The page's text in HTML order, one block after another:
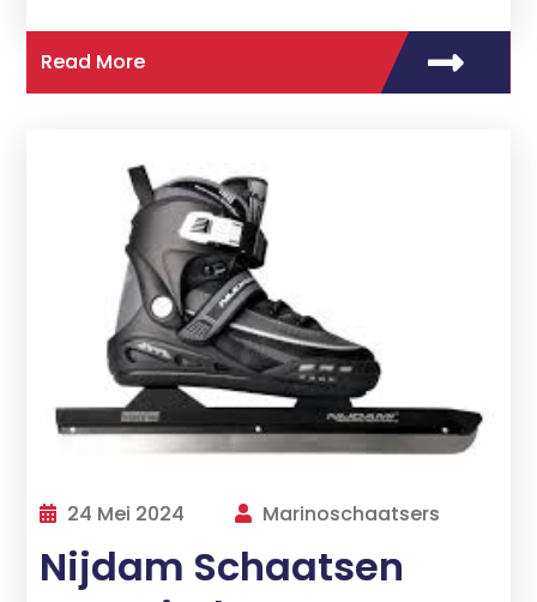
Read More
24 Mei 2024 Marinoschaatsers
Nijdam Schaatsen